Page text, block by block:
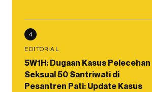
4
EDITORIAL
5W1H: Dugaan Kasus Pelecehan
Seksual 50 Santriwati di
Pesantren Pati: Update Kasus